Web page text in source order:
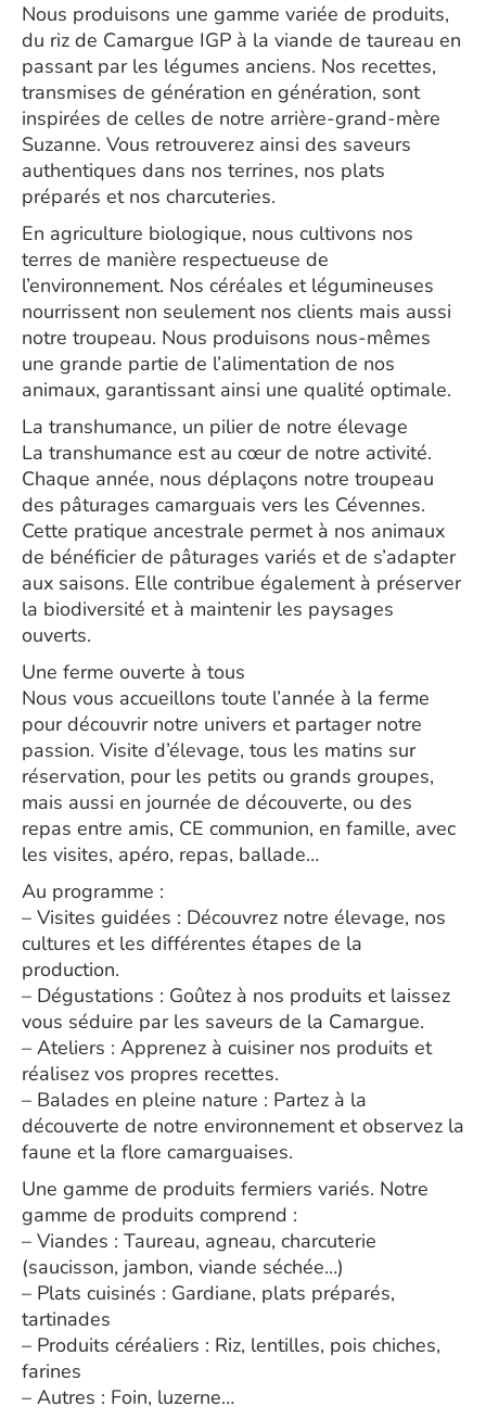
Nous produisons une gamme variée de produits,
du riz de Camargue IGP à la viande de taureau en
passant par les légumes anciens. Nos recettes,
transmises de génération en génération, sont
inspirées de celles de notre arrière-grand-mère
Suzanne. Vous retrouverez ainsi des saveurs
authentiques dans nos terrines, nos plats
préparés et nos charcuteries.
En agriculture biologique, nous cultivons nos
terres de manière respectueuse de
l’environnement. Nos céréales et légumineuses
nourrissent non seulement nos clients mais aussi
notre troupeau. Nous produisons nous-mêmes
une grande partie de l’alimentation de nos
animaux, garantissant ainsi une qualité optimale.
La transhumance, un pilier de notre élevage
La transhumance est au cœur de notre activité.
Chaque année, nous déplaçons notre troupeau
des pâturages camarguais vers les Cévennes.
Cette pratique ancestrale permet à nos animaux
de bénéficier de pâturages variés et de s’adapter
aux saisons. Elle contribue également à préserver
la biodiversité et à maintenir les paysages
ouverts.
Une ferme ouverte à tous
Nous vous accueillons toute l’année à la ferme
pour découvrir notre univers et partager notre
passion. Visite d’élevage, tous les matins sur
réservation, pour les petits ou grands groupes,
mais aussi en journée de découverte, ou des
repas entre amis, CE communion, en famille, avec
les visites, apéro, repas, ballade…
Au programme :
– Visites guidées : Découvrez notre élevage, nos
cultures et les différentes étapes de la
production.
– Dégustations : Goûtez à nos produits et laissez
vous séduire par les saveurs de la Camargue.
– Ateliers : Apprenez à cuisiner nos produits et
réalisez vos propres recettes.
– Balades en pleine nature : Partez à la
découverte de notre environnement et observez la
faune et la flore camarguaises.
Une gamme de produits fermiers variés. Notre
gamme de produits comprend :
– Viandes : Taureau, agneau, charcuterie
(saucisson, jambon, viande séchée…)
– Plats cuisinés : Gardiane, plats préparés,
tartinades
– Produits céréaliers : Riz, lentilles, pois chiches,
farines
– Autres : Foin, luzerne…